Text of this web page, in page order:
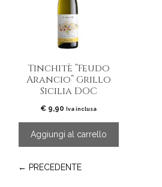
Tinchitè “Feudo
Arancio” Grillo
Sicilia DOC
€ 9,90 Iva inclusa
Aggiungi al carrello
← PRECEDENTE